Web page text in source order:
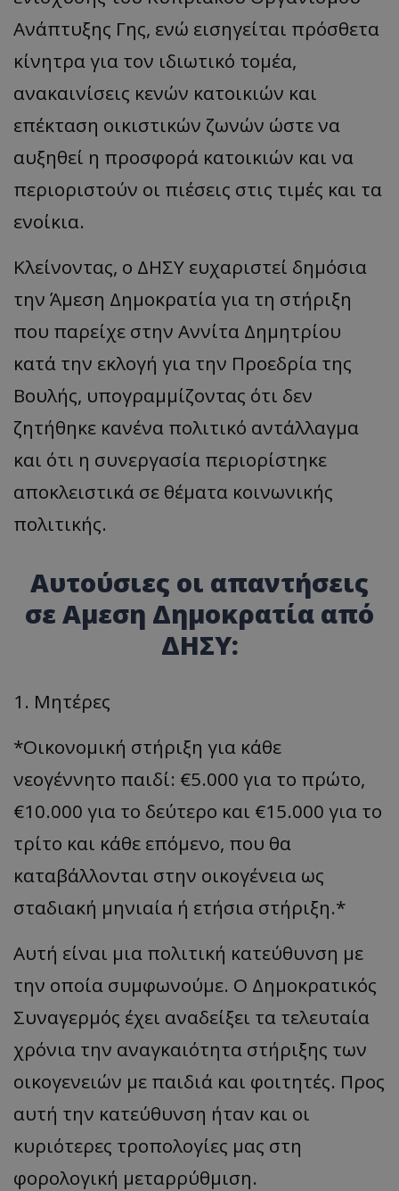
Ανάπτυξης Γης, ενώ εισηγείται πρόσθετα
κίνητρα για τον ιδιωτικό τομέα,
ανακαινίσεις κενών κατοικιών και
επέκταση οικιστικών ζωνών ώστε να
αυξηθεί η προσφορά κατοικιών και να
περιοριστούν οι πιέσεις στις τιμές και τα
ενοίκια.
Κλείνοντας, ο ΔΗΣΥ ευχαριστεί δημόσια
την Άμεση Δημοκρατία για τη στήριξη
που παρείχε στην Αννίτα Δημητρίου
κατά την εκλογή για την Προεδρία της
Βουλής, υπογραμμίζοντας ότι δεν
ζητήθηκε κανένα πολιτικό αντάλλαγμα
και ότι η συνεργασία περιορίστηκε
αποκλειστικά σε θέματα κοινωνικής
πολιτικής.
Αυτούσιες οι απαντήσεις
σε Αμεση Δημοκρατία από
ΔΗΣΥ:
1. Μητέρες
*Οικονομική στήριξη για κάθε
νεογέννητο παιδί: €5.000 για το πρώτο,
€10.000 για το δεύτερο και €15.000 για το
τρίτο και κάθε επόμενο, που θα
καταβάλλονται στην οικογένεια ως
σταδιακή μηνιαία ή ετήσια στήριξη.*
Αυτή είναι μια πολιτική κατεύθυνση με
την οποία συμφωνούμε. Ο Δημοκρατικός
Συναγερμός έχει αναδείξει τα τελευταία
χρόνια την αναγκαιότητα στήριξης των
οικογενειών με παιδιά και φοιτητές. Προς
αυτή την κατεύθυνση ήταν και οι
κυριότερες τροπολογίες μας στη
φορολογική μεταρρύθμιση.